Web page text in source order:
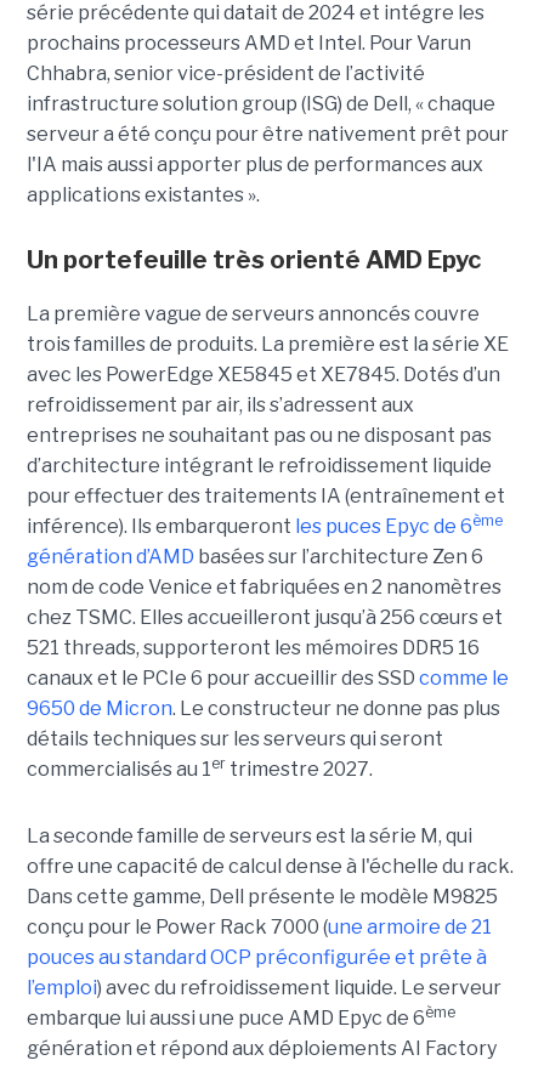
série précédente qui datait de 2024 et intégre les
prochains processeurs AMD et Intel. Pour Varun
Chhabra, senior vice-président de l’activité
infrastructure solution group (ISG) de Dell, « chaque
serveur a été conçu pour être nativement prêt pour
l'IA mais aussi apporter plus de performances aux
applications existantes ».
Un portefeuille très orienté AMD Epyc
La première vague de serveurs annoncés couvre
trois familles de produits. La première est la série XE
avec les PowerEdge XE5845 et XE7845. Dotés d’un
refroidissement par air, ils s’adressent aux
entreprises ne souhaitant pas ou ne disposant pas
d’architecture intégrant le refroidissement liquide
pour effectuer des traitements IA (entraînement et
inférence). Ils embarqueront les puces Epyc de 6ème
génération d’AMD basées sur l’architecture Zen 6
nom de code Venice et fabriquées en 2 nanomètres
chez TSMC. Elles accueilleront jusqu’à 256 cœurs et
521 threads, supporteront les mémoires DDR5 16
canaux et le PCIe 6 pour accueillir des SSD comme le
9650 de Micron. Le constructeur ne donne pas plus
détails techniques sur les serveurs qui seront
commercialisés au 1er trimestre 2027.
La seconde famille de serveurs est la série M, qui
offre une capacité de calcul dense à l'échelle du rack.
Dans cette gamme, Dell présente le modèle M9825
conçu pour le Power Rack 7000 (une armoire de 21
pouces au standard OCP préconfigurée et prête à
l’emploi) avec du refroidissement liquide. Le serveur
embarque lui aussi une puce AMD Epyc de 6ème
génération et répond aux déploiements AI Factory